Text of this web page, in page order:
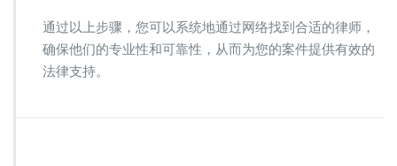
通过以上步骤，您可以系统地通过网络找到合适的律师，
确保他们的专业性和可靠性，从而为您的案件提供有效的
法律支持。